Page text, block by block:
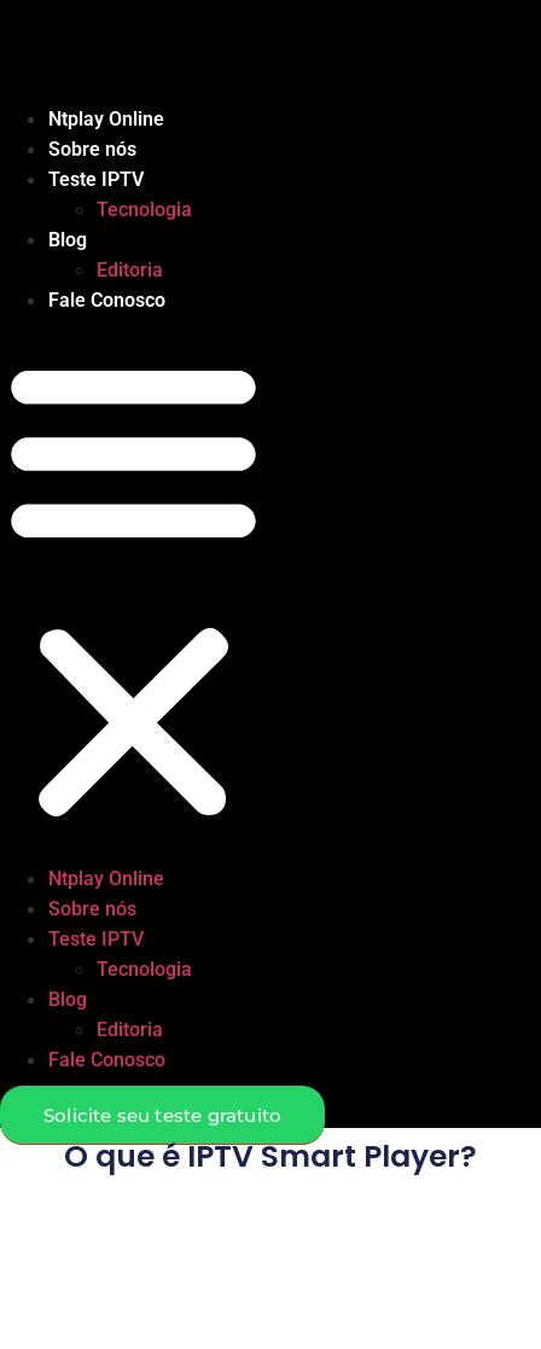
Ntplay Online
Sobre nós
Teste IPTV
Tecnologia
Blog
Editoria
Fale Conosco
Ntplay Online
Sobre nós
Teste IPTV
Tecnologia
Blog
Editoria
Fale Conosco
Solicite seu teste gratuito
O que é IPTV Smart Player?